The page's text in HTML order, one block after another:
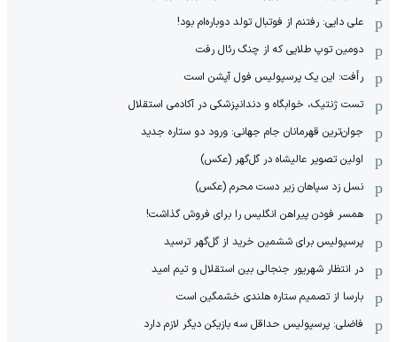
علی دایی: رفتنم از فوتبال تولد دوباره‌ام بود!
دومین توپ طلایی که از چنگ رئال رفت
رأفت: این یک پرسپولیس فول آپشن است
تست ژنتیک، خوابگاه و دندانپزشکی در آکادمی استقلال
جوان‌ترین قهرمانان جام جهانی: ورود دو ستاره جدید
اولین تصویر عالیشاه در گل‌گهر (عکس)
نسل زد سپاهان زیر دست محرم (عکس)
همسر فودن پیراهن انگلیس را برای فروش گذاشت!
پرسپولیس برای ششمین خرید از گل‌گهر ترسید
در انتظار شهریور جنجالی بین استقلال و تیم امید
بارسا از تصمیم ستاره هلندی خشمگین است
فاضلی: پرسپولیس حداقل سه بازیکن دیگر لازم دارد